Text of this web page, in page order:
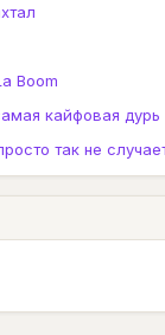
Boom
кайфовая дурь
так не